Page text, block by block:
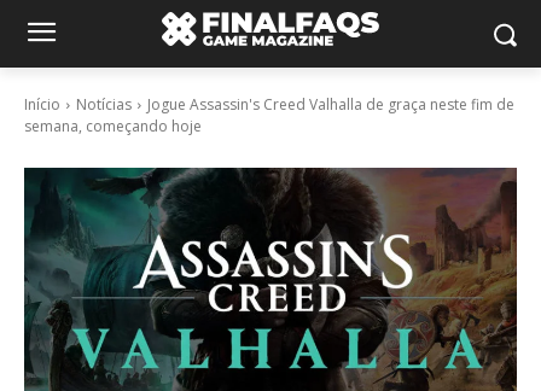
Início Notícias
Jogue Assassin's Creed Valhalla de graça neste fim de
semana, começando hoje